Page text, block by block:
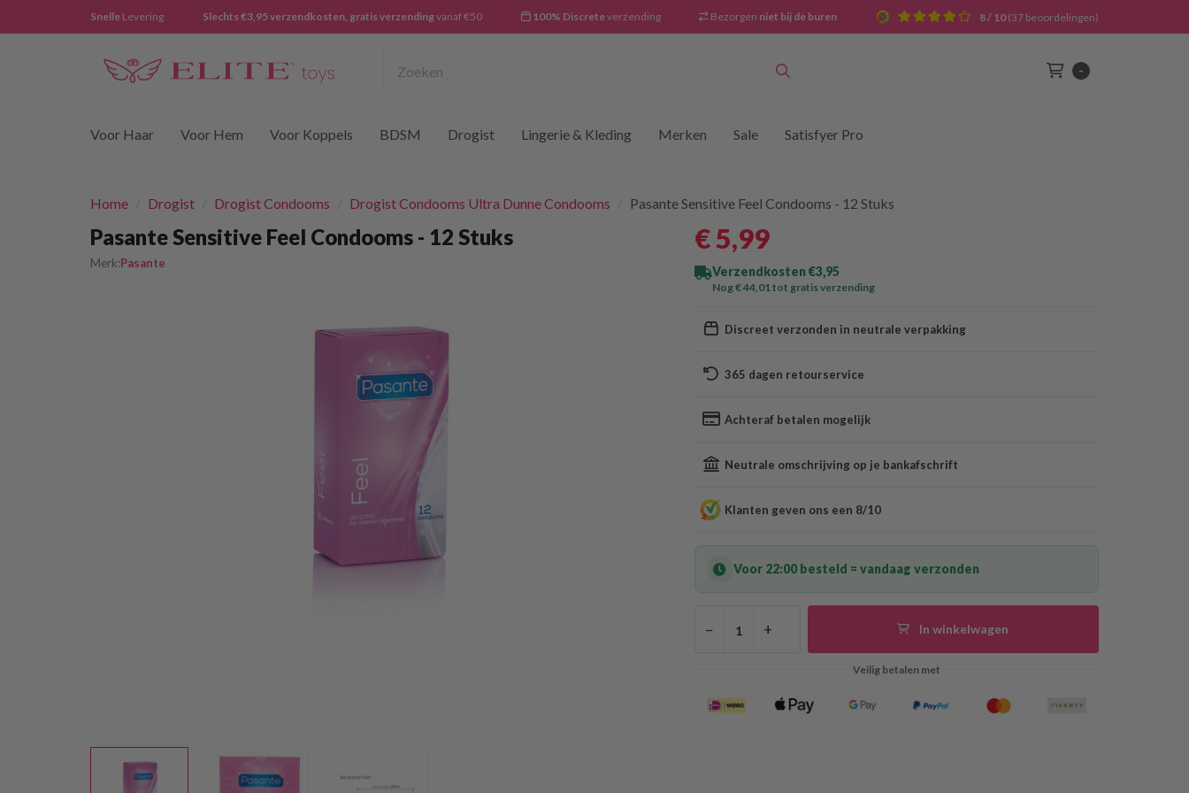
Snelle Levering Slechts €3,95 verzendkosten, gratis verzendingvanaf €50 100% Discreteverzending Bezorgen niet bij de buren 8 / 10(37 beoordelingen)
-
Winkelwagen
Voor Haar Voor Hem Voor Koppels BDSM Drogist Lingerie & Kleding Merken Sale Satisfyer Pro
Home Drogist Drogist Condooms Drogist Condooms Ultra Dunne Condooms Pasante Sensitive Feel Condooms - 12 Stuks
Pasante Sensitive Feel Condooms - 12 Stuks
Merk:Pasante
€ 5,99
Verzendkosten €3,95
Nog € 44,01tot gratis verzending
Discreet verzonden in neutrale verpakking
365 dagen retourservice
Achteraf betalen mogelijk
Neutrale omschrijving op je bankafschrift
Klanten geven ons een 8/10
Voor 22:00 besteld = vandaag verzonden
− + In winkelwagen
Veilig betalen met